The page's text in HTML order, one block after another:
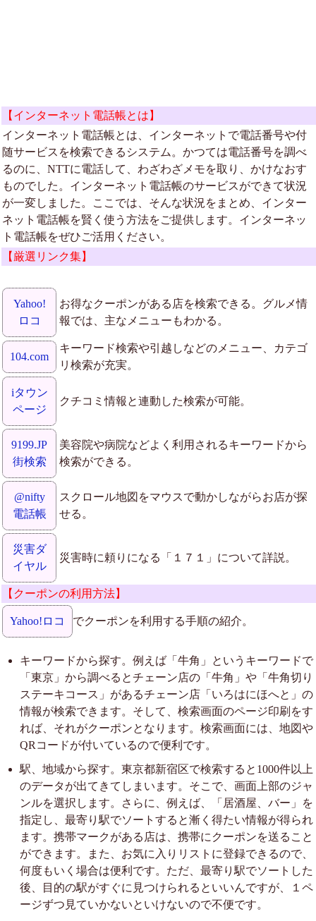
【インターネット電話帳とは】
インターネット電話帳とは、インターネットで電話番号や付
随サービスを検索できるシステム。かつては電話番号を調べ
るのに、NTTに電話して、わざわざメモを取り、かけなおす
ものでした。インターネット電話帳のサービスができて状況
が一変しました。ここでは、そんな状況をまとめ、インター
ネット電話帳を賢く使う方法をご提供します。インターネッ
ト電話帳をぜひご活用ください。
【厳選リンク集】
Yahoo!
ロコ
お得なクーポンがある店を検索できる。グルメ情
報では、主なメニューもわかる。
104.com
キーワード検索や引越しなどのメニュー、カテゴ
リ検索が充実。
iタウン
ページ
クチコミ情報と連動した検索が可能。
9199.JP
街検索
美容院や病院などよく利用されるキーワードから
検索ができる。
@nifty
電話帳
スクロール地図をマウスで動かしながらお店が探
せる。
災害ダ
イヤル
災害時に頼りになる「１７１」について詳説。
【クーポンの利用方法】
Yahoo!ロコ でクーポンを利用する手順の紹介。
キーワードから探す。例えば「牛角」というキーワードで
「東京」から調べるとチェーン店の「牛角」や「牛角切り
ステーキコース」があるチェーン店「いろはにほへと」の
情報が検索できます。そして、検索画面のページ印刷をす
れば、それがクーポンとなります。検索画面には、地図や
QRコードが付いているので便利です。
駅、地域から探す。東京都新宿区で検索すると1000件以上
のデータが出てきてしまいます。そこで、画面上部のジャ
ンルを選択します。さらに、例えば、「居酒屋、バー」を
指定し、最寄り駅でソートすると漸く得たい情報が得られ
ます。携帯マークがある店は、携帯にクーポンを送ること
ができます。また、お気に入りリストに登録できるので、
何度もいく場合は便利です。ただ、最寄り駅でソートした
後、目的の駅がすぐに見つけられるといいんですが、１ペ
ージずつ見ていかないといけないので不便です。